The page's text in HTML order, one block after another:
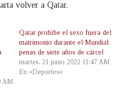
volver a Qatar.
AM
Qatar prohíbe el sexo fuera del
matrimonio durante el Mundial:
penas de siete años de cárcel
martes, 21 junio 2022 11:47 AM
En «Deportes»